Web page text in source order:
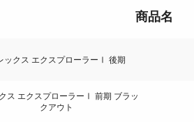
商品名
ックス エクスプローラーⅠ 後期
ス エクスプローラーⅠ 前期 ブラッ
クアウト